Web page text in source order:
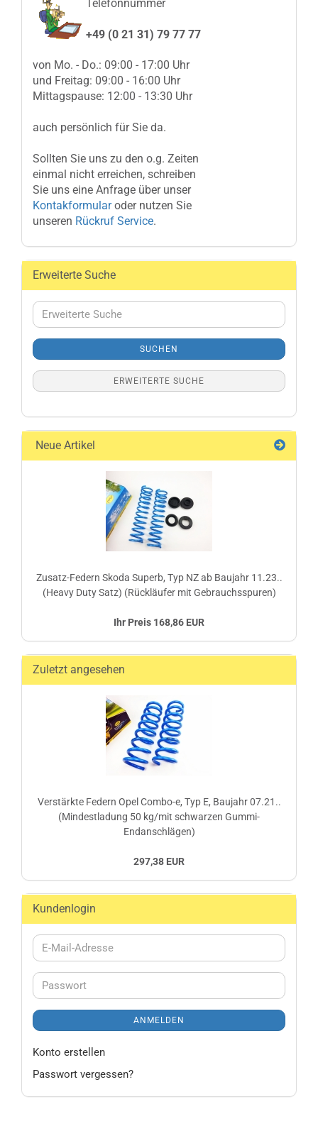
Telefonnummer
+49 (0 21 31) 79 77 77
von Mo. - Do.: 09:00 - 17:00 Uhr
und Freitag: 09:00 - 16:00 Uhr
Mittagspause: 12:00 - 13:30 Uhr
auch persönlich für Sie da.
Sollten Sie uns zu den o.g. Zeiten
einmal nicht erreichen, schreiben
Sie uns eine Anfrage über unser
Kontakformularoder nutzen Sie
unseren Rückruf Service.
Erweiterte Suche
Erweiterte
Suche
SUCHEN
ERWEITERTE SUCHE
Neue Artikel
Zusatz-Federn Skoda Superb, Typ NZ ab Baujahr 11.23..
(Heavy Duty Satz) (Rückläufer mit Gebrauchsspuren)
Ihr Preis 168,86 EUR
Zuletzt angesehen
Verstärkte Federn Opel Combo-e, Typ E, Baujahr 07.21..
(Mindestladung 50 kg/mit schwarzen Gummi-
Endanschlägen)
297,38 EUR
Kundenlogin
E-
Mail-
Passwort
ANMELDEN
Konto erstellen
Passwort vergessen?